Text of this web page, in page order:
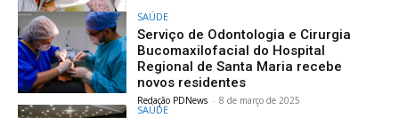
SAÚDE
Serviço de Odontologia e Cirurgia
Bucomaxilofacial do Hospital
Regional de Santa Maria recebe
novos residentes
Redação PDNews - 8 de março de 2025
SAÚDE